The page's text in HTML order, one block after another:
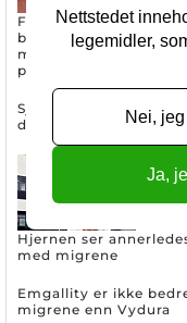
Første randomiserte
botulinumtoksin og
migrene starter opp:
praksisendrende
Sjeldent
demens og andre
Hjernen ser
med migrene
Emgallity er ikke
migrene enn Vydura
Nettstedet
legemidler,
Nei,
Ja,